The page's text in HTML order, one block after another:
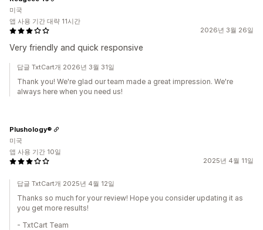
2026년 3월 26일
Very friendly and quick responsive
미국
앱 사용 기간 대략 11시간
답글 TxtCart개 2026년 3월 31일
Thank you! We're glad our team made a great impression. We're
always here when you need us!
2025년 4월 11일
Plushology®
미국
앱 사용 기간 10일
답글 TxtCart개 2025년 4월 12일
Thanks so much for your review! Hope you consider updating it as
you get more results!
- TxtCart Team